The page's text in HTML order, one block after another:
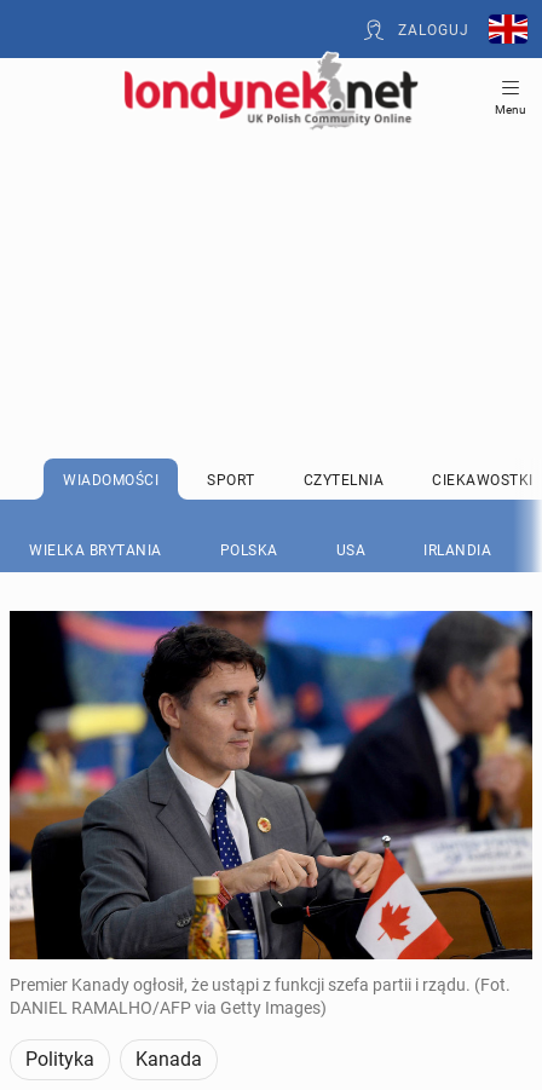
ZALOGUJ
Menu
WIADOMOŚCI SPORT CZYTELNIA CIEKAWOSTKI
WIELKA BRYTANIA POLSKA USA IRLANDIA
Premier Kanady ogłosił, że ustąpi z funkcji szefa partii i rządu. (Fot.
DANIEL RAMALHO/AFP via Getty Images)
Polityka Kanada